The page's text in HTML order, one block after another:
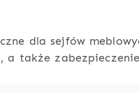
dla sejfów
a także